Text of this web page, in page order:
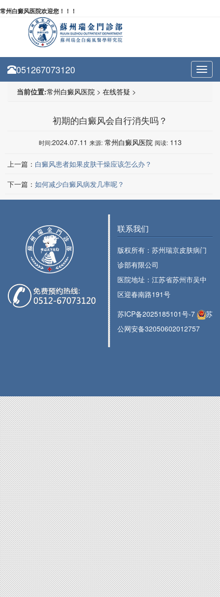
常州白癜风医院欢迎您！！！
051267073120
当前位置:常州白癜风医院 > 在线答疑 >
初期的白癜风会自行消失吗？
时间:2024.07.11 来源: 常州白癜风医院 阅读: 113
上一篇： 白癜风患者如果皮肤干燥应该怎么办？
下一篇： 如何减少白癜风病发几率呢？
联系我们
版权所有：苏州瑞京皮肤病门
诊部有限公司
医院地址：江苏省苏州市吴中
区迎春南路191号
苏ICP备2025185101号-7
苏
公网安备32050602012757